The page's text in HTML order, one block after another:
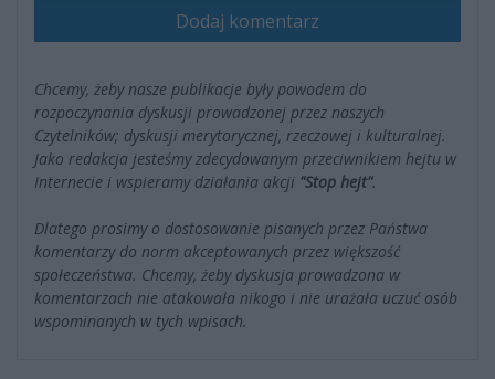
Dodaj komentarz
Chcemy, żeby nasze publikacje były powodem do
rozpoczynania dyskusji prowadzonej przez naszych
Czytelników; dyskusji merytorycznej, rzeczowej i kulturalnej.
Jako redakcja jesteśmy zdecydowanym przeciwnikiem hejtu w
Internecie i wspieramy działania akcji "Stop hejt".
Dlatego prosimy o dostosowanie pisanych przez Państwa
komentarzy do norm akceptowanych przez większość
społeczeństwa. Chcemy, żeby dyskusja prowadzona w
komentarzach nie atakowała nikogo i nie urażała uczuć osób
wspominanych w tych wpisach.